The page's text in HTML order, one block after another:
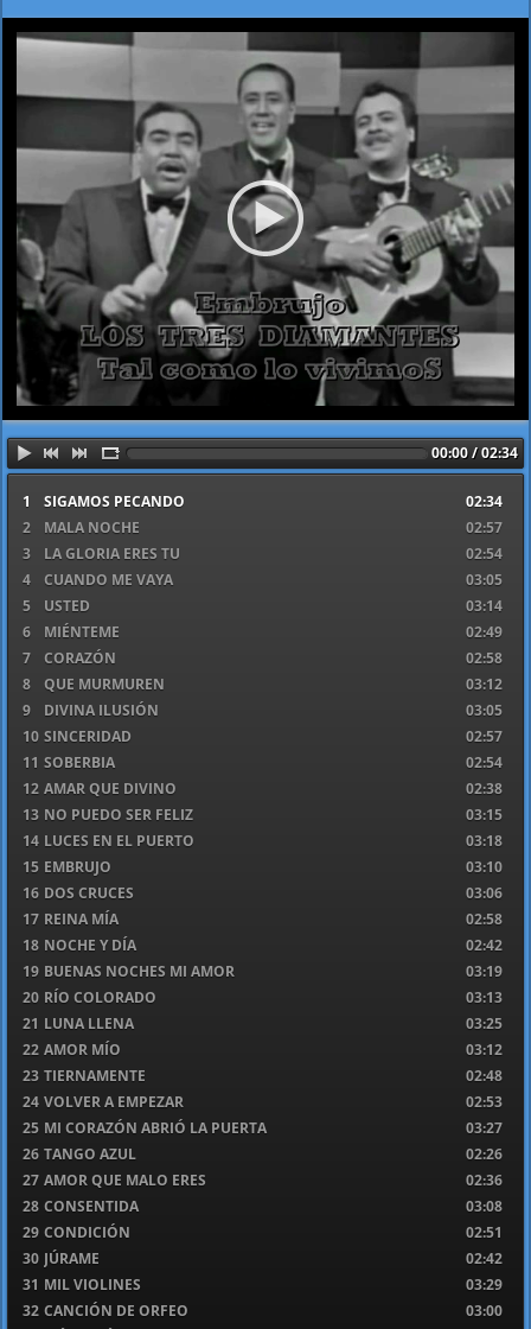
00:00 / 02:34
1 02:34
SIGAMOS PECANDO
2
02:57
MALA NOCHE
3
02:54
LA GLORIA ERES TU
4
03:05
CUANDO ME VAYA
5
03:14
USTED
6
02:49
MIÉNTEME
7
02:58
CORAZÓN
8
03:12
QUE MURMUREN
9
03:05
DIVINA ILUSIÓN
10
02:57
SINCERIDAD
11
02:54
SOBERBIA
12
02:38
AMAR QUE DIVINO
13
03:15
NO PUEDO SER FELIZ
14
03:18
LUCES EN EL PUERTO
15
03:10
EMBRUJO
16
03:06
DOS CRUCES
17
02:58
REINA MÍA
18
02:42
NOCHE Y DÍA
19
03:19
BUENAS NOCHES MI AMOR
20
03:13
RÍO COLORADO
21
03:25
LUNA LLENA
22
03:12
AMOR MÍO
23
02:48
TIERNAMENTE
24
02:53
VOLVER A EMPEZAR
25
03:27
MI CORAZÓN ABRIÓ LA PUERTA
26
02:26
TANGO AZUL
27
02:36
AMOR QUE MALO ERES
28
03:08
CONSENTIDA
29
02:51
CONDICIÓN
30
02:42
JÚRAME
31
03:29
MIL VIOLINES
32
03:00
CANCIÓN DE ORFEO